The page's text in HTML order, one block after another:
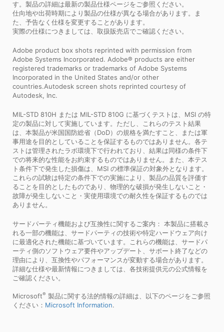
す。製品の詳細は最新の製品仕様ページをご参照ください。
仕向地や出荷時期により製品の仕様が異なる場合があります。ま
た、予告なく仕様を変更することがあります。
実際の仕様につきましては、取扱販売店でご確認ください。
Adobe product box shots reprinted with permission from
Adobe Systems Incorporated. Adobe® products are either
registered trademarks or trademarks of Adobe Systems
Incorporated in the United States and/or other
countries.Autodesk screen shots reprinted courtesy of
Autodesk, Inc.
MIL-STD 810H または MIL-STD 810G に基づくテストは、MSI の特
定の製品に対して実施しています。ただし、これらのテスト結果
は、本製品が米国国防総省（DoD）の規格を満たすこと、または軍
事用途を目的としていることを保証するものではありません。各テ
ストは管理されたラボ環境下で行われており、結果は同様の条件下
での将来的な性能をお約束するものではありません。また、本テス
ト条件下で発生した損傷は、MSI の標準保証の対象外となります。
これらの試験は特定の条件下での実施により、製品の品質を評価す
ることを目的としたものであり、物理的な破損が発生しないこと・
故障が発生しないこと・実使用環境での耐久性を保証するものでは
ありません。
サードパーティ機能および互換性に関するご案内： 本製品に搭載さ
れる一部の機能は、サードパーティの技術や特定ハードウェア向け
に最適化された機能に基づいています。これらの機能は、サードパ
ーティ側のソフトウェア要件やアップデート、サポート終了などの
理由により、互換性やパフォーマンスが変動する場合があります。
詳細な仕様や最新情報につきましては、各技術提供元の公式情報を
ご確認ください。
Microsoft® 製品に関する法的情報の詳細は、以下のページをご参照
ください： Microsoft Information.